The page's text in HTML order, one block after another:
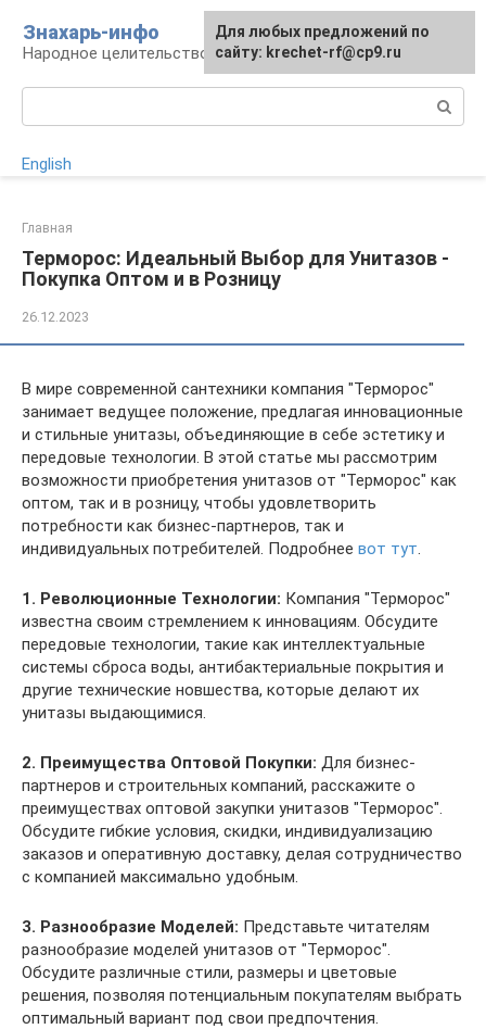
контенту
Знахарь-инфо
Народное целительство: рецепты и методы
English
Главная
Терморос: Идеальный Выбор для Унитазов -
Покупка Оптом и в Розницу
26.12.2023
В мире современной сантехники компания "Терморос"
занимает ведущее положение, предлагая инновационные
и стильные унитазы, объединяющие в себе эстетику и
передовые технологии. В этой статье мы рассмотрим
возможности приобретения унитазов от "Терморос" как
оптом, так и в розницу, чтобы удовлетворить
потребности как бизнес-партнеров, так и
индивидуальных потребителей. Подробнее вот тут.
1. Революционные Технологии: Компания "Терморос"
известна своим стремлением к инновациям. Обсудите
передовые технологии, такие как интеллектуальные
системы сброса воды, антибактериальные покрытия и
другие технические новшества, которые делают их
унитазы выдающимися.
2. Преимущества Оптовой Покупки: Для бизнес-
партнеров и строительных компаний, расскажите о
преимуществах оптовой закупки унитазов "Терморос".
Обсудите гибкие условия, скидки, индивидуализацию
заказов и оперативную доставку, делая сотрудничество
с компанией максимально удобным.
3. Разнообразие Моделей: Представьте читателям
разнообразие моделей унитазов от "Терморос".
Обсудите различные стили, размеры и цветовые
решения, позволяя потенциальным покупателям выбрать
оптимальный вариант под свои предпочтения.
Для любых предложений по
сайту: krechet-rf@cp9.ru